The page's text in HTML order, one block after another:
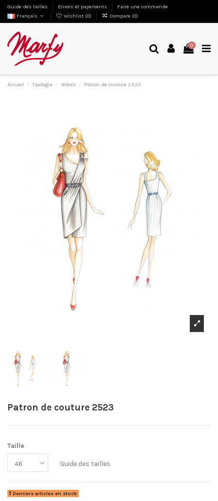
Guide des tailles Envois et payements
Faire une commande
Français
Wishlist (0) Compare (0)
0
Accueil Tipologia Robes Patron de couture 2523
Patron de couture 2523
Taille
Guide des tailles
Derniers articles en stock